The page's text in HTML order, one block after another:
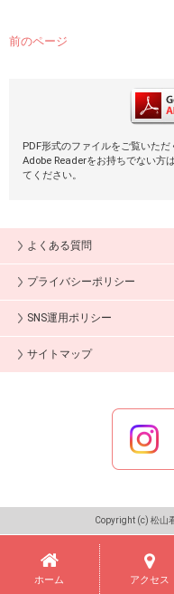
前のページ
PDF形式のファイルをご覧いただ
Adobe Readerをお持ちでない方
てください。
よくある質問
プライバシーポリシー
SNS運用ポリシー
サイトマップ
Copyright (c) 松山
ホーム アクセス